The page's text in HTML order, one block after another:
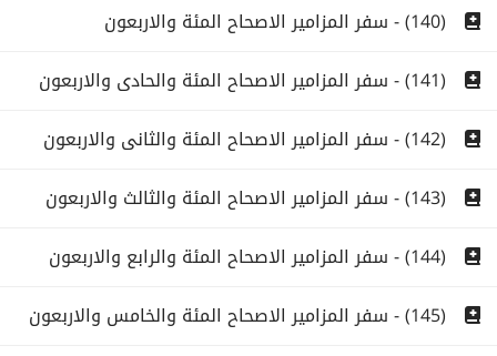
(140) - سفر المزامير الاصحاح المئة والاربعون
(141) - سفر المزامير الاصحاح المئة والحادى والاربعون
(142) - سفر المزامير الاصحاح المئة والثانى والاربعون
(143) - سفر المزامير الاصحاح المئة والثالث والاربعون
(144) - سفر المزامير الاصحاح المئة والرابع والاربعون
(145) - سفر المزامير الاصحاح المئة والخامس والاربعون